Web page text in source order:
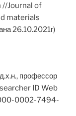
//Journal of
materials
26.10.2021г)
профессор
ID Web
0002-7494-